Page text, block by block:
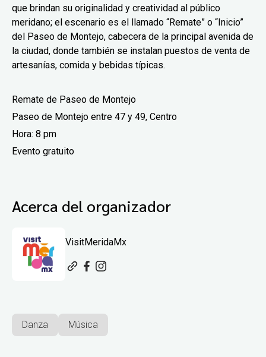
que brindan su originalidad y creatividad al público
meridano; el escenario es el llamado “Remate” o “Inicio”
del Paseo de Montejo, cabecera de la principal avenida de
la ciudad, donde también se instalan puestos de venta de
artesanías, comida y bebidas típicas.
Remate de Paseo de Montejo
Paseo de Montejo entre 47 y 49, Centro
Hora: 8 pm
Evento gratuito
Acerca del organizador
VisitMeridaMx
Danza Música